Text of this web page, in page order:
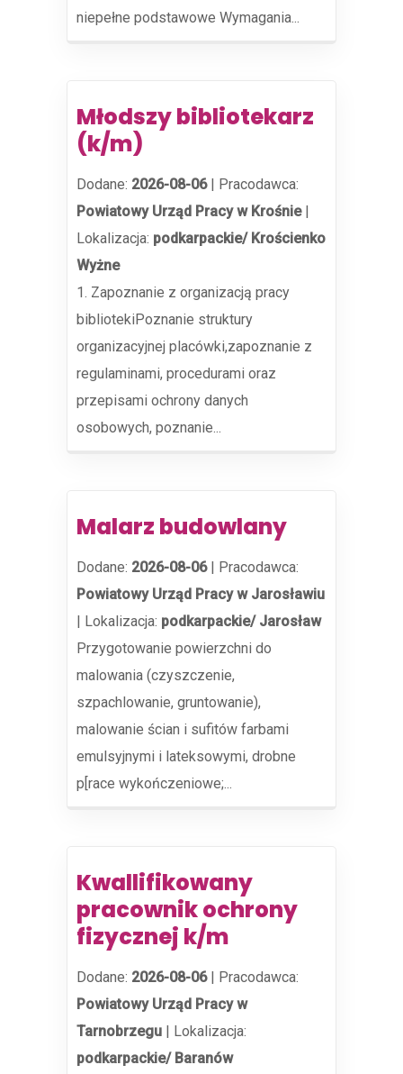
niepełne podstawowe Wymagania...
Młodszy bibliotekarz
(k/m)
Dodane: 2026-08-06| Pracodawca:
Powiatowy Urząd Pracy w Krośnie|
Lokalizacja: podkarpackie/ Krościenko
Wyżne
1. Zapoznanie z organizacją pracy
bibliotekiPoznanie struktury
organizacyjnej placówki,zapoznanie z
regulaminami, procedurami oraz
przepisami ochrony danych
osobowych, poznanie...
Malarz budowlany
Dodane: 2026-08-06| Pracodawca:
Powiatowy Urząd Pracy w Jarosławiu
| Lokalizacja: podkarpackie/ Jarosław
Przygotowanie powierzchni do
malowania (czyszczenie,
szpachlowanie, gruntowanie),
malowanie ścian i sufitów farbami
emulsyjnymi i lateksowymi, drobne
p[race wykończeniowe;...
Kwallifikowany
pracownik ochrony
fizycznej k/m
Dodane: 2026-08-06| Pracodawca:
Powiatowy Urząd Pracy w
Tarnobrzegu | Lokalizacja:
podkarpackie/ Baranów